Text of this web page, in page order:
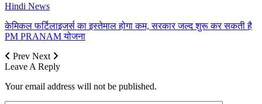
Hindi News
केमिकल फर्टिलाइजर्स का इस्तेमाल होगा कम, सरकार जल्द शुरू कर सकती है
PM PRANAM योजना
Prev Next
Leave A Reply
Your email address will not be published.